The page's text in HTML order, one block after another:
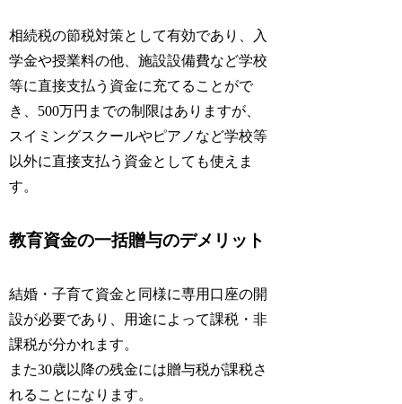
相続税の節税対策として有効であり、入
学金や授業料の他、施設設備費など学校
等に直接支払う資金に充てることがで
き、500万円までの制限はありますが、
スイミングスクールやピアノなど学校等
以外に直接支払う資金としても使えま
す。
教育資金の一括贈与のデメリット
結婚・子育て資金と同様に専用口座の開
設が必要であり、用途によって課税・非
課税が分かれます。
また30歳以降の残金には贈与税が課税さ
れることになります。